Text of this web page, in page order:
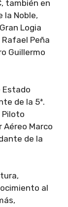
también en
la Noble,
Logia
Rafael Peña
Guillermo
Estado
de la 5ª.
Piloto
Aéreo Marco
de la
al